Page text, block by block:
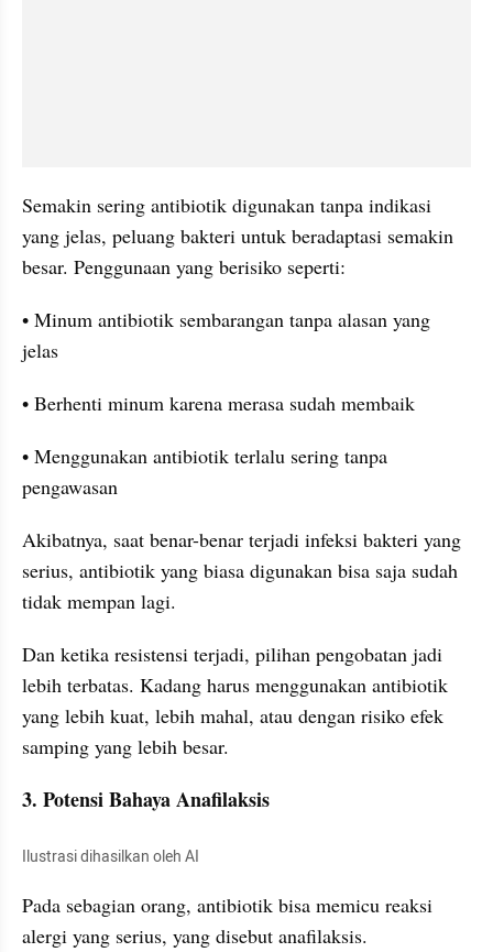
Semakin sering antibiotik digunakan tanpa indikasi
yang jelas, peluang bakteri untuk beradaptasi semakin
besar. Penggunaan yang berisiko seperti:
• Minum antibiotik sembarangan tanpa alasan yang
jelas
• Berhenti minum karena merasa sudah membaik
• Menggunakan antibiotik terlalu sering tanpa
pengawasan
Akibatnya, saat benar-benar terjadi infeksi bakteri yang
serius, antibiotik yang biasa digunakan bisa saja sudah
tidak mempan lagi.
Dan ketika resistensi terjadi, pilihan pengobatan jadi
lebih terbatas. Kadang harus menggunakan antibiotik
yang lebih kuat, lebih mahal, atau dengan risiko efek
samping yang lebih besar.
3. Potensi Bahaya Anafilaksis
Ilustrasi dihasilkan oleh AI
Pada sebagian orang, antibiotik bisa memicu reaksi
alergi yang serius, yang disebut anafilaksis.